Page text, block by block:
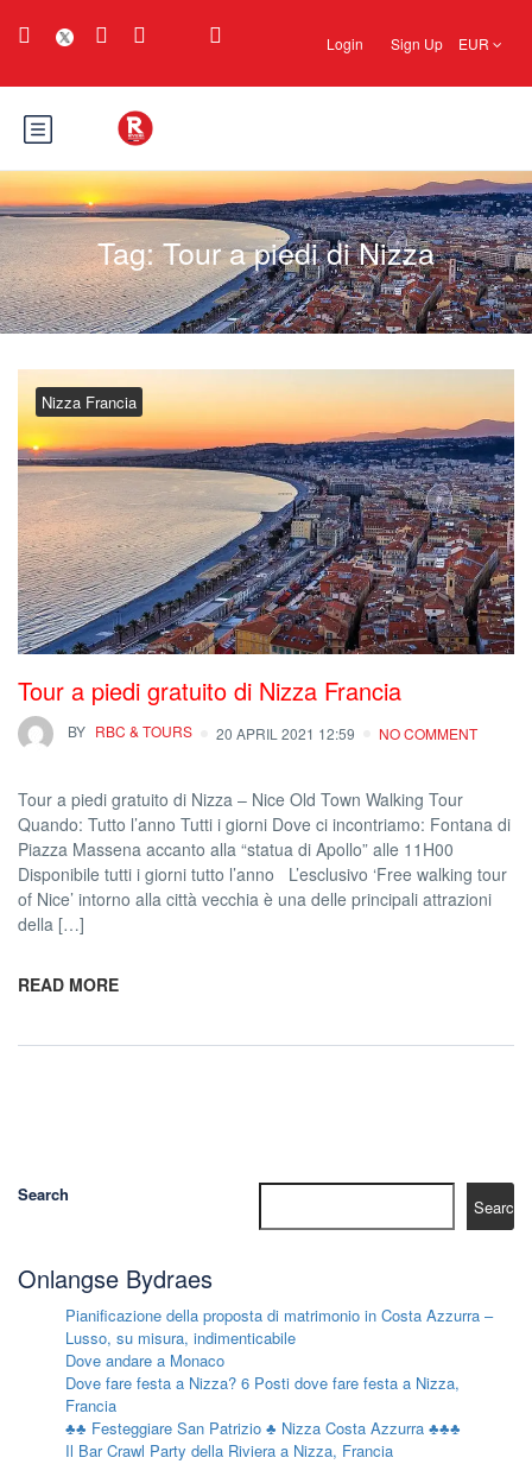
Login Sign Up EUR
Tag:Tour a piedi di Nizza
Nizza Francia
Tour a piedi gratuito di Nizza Francia
BY RBC & TOURS 20 APRIL 2021 12:59 NO COMMENT
Tour a piedi gratuito di Nizza – Nice Old Town Walking Tour
Quando: Tutto l’anno Tutti i giorni Dove ci incontriamo: Fontana di
Piazza Massena accanto alla “statua di Apollo” alle 11H00
Disponibile tutti i giorni tutto l’anno L’esclusivo ‘Free walking tour
of Nice’ intorno alla città vecchia è una delle principali attrazioni
della […]
READ MORE
Search
Search
Onlangse Bydraes
Pianificazione della proposta di matrimonio in Costa Azzurra –
Lusso, su misura, indimenticabile
Dove andare a Monaco
Dove fare festa a Nizza? 6 Posti dove fare festa a Nizza,
Francia
♣♣ Festeggiare San Patrizio ♣ Nizza Costa Azzurra ♣♣♣
Il Bar Crawl Party della Riviera a Nizza, Francia